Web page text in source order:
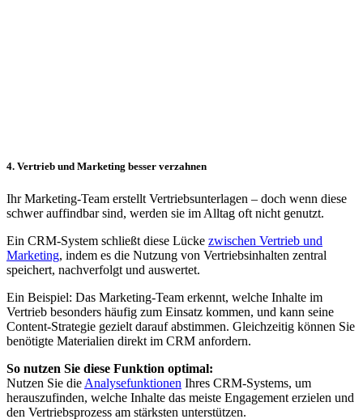
4. Vertrieb und Marketing besser verzahnen
Ihr Marketing-Team erstellt Vertriebsunterlagen – doch wenn diese
schwer auffindbar sind, werden sie im Alltag oft nicht genutzt.
Ein CRM-System schließt diese Lücke zwischen Vertrieb und
Marketing, indem es die Nutzung von Vertriebsinhalten zentral
speichert, nachverfolgt und auswertet.
Ein Beispiel: Das Marketing-Team erkennt, welche Inhalte im
Vertrieb besonders häufig zum Einsatz kommen, und kann seine
Content-Strategie gezielt darauf abstimmen. Gleichzeitig können Sie
benötigte Materialien direkt im CRM anfordern.
So nutzen Sie diese Funktion optimal:
Nutzen Sie die Analysefunktionen Ihres CRM-Systems, um
herauszufinden, welche Inhalte das meiste Engagement erzielen und
den Vertriebsprozess am stärksten unterstützen.